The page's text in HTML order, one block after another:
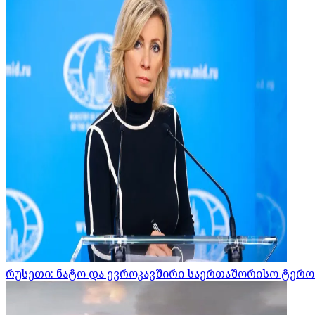
რუსეთი: ნატო და ევროკავშირი საერთაშორისო